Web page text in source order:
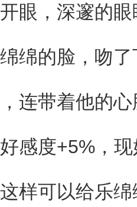
，深邃的眼
的脸，吻了
带着他的心
度+5%，现
可以给乐绵